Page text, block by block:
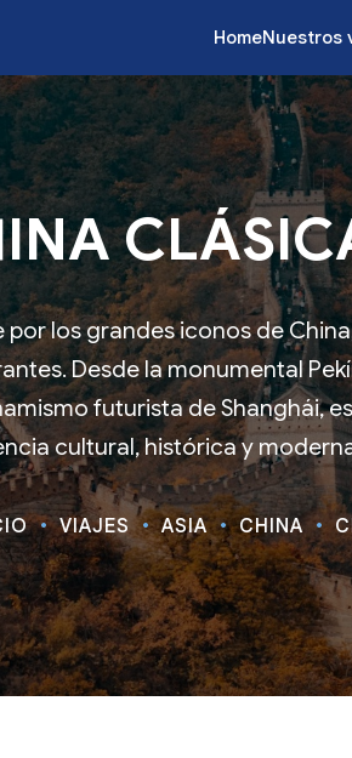
HomeNuestros
los grandes iconos de
Desde la monumental
futurista de Shanghái,
cultural, histórica y
VIAJES ASIA CHINA